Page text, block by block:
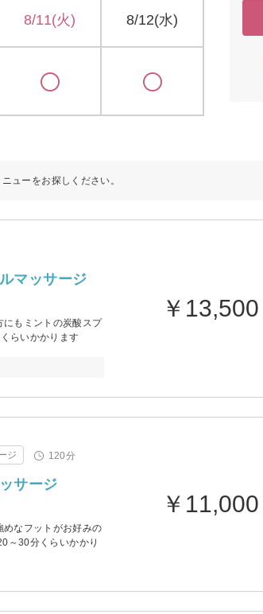
8/11(火) 8/12(水)
ューをお探しください。
マッサージ
にもミントの炭酸スプ
らいかかります
￥13,500
ジ 120分
サージ
なフットがお好みの
～30分くらいかかり
￥11,000